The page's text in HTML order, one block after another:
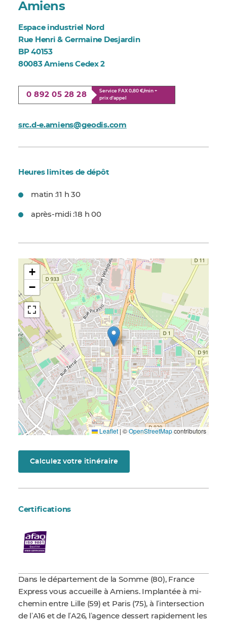
Dans le département de la Somme (80), France
Express vous accueille à Amiens. Implantée à mi-
chemin entre Lille (59) et Paris (75), à lʼintersection
de lʼA16 et de lʼA26, lʼagence dessert rapidement les
Amiens
Espace industriel Nord
Rue Henri & Germaine Desjardin
BP 40153
80083 Amiens Cedex 2
0 892 05 28 28
Service FAX 0,80 €/min +
prix d'appel
src.d-e.amiens@geodis.com
Heures limites de dépôt
matin :11 h 30
après-midi :18 h 00
+
−
Leaflet | ©OpenStreetMapcontributors
Calculez votre itinéraire
Certifications